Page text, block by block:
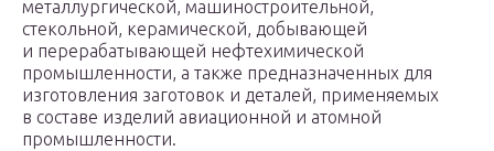
металлургической, машиностроительной,
стекольной, керамической, добывающей
и перерабатывающей нефтехимической
промышленности, а также предназначенных для
изготовления заготовок и деталей, применяемых
в составе изделий авиационной и атомной
промышленности.